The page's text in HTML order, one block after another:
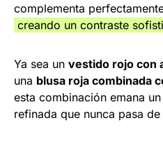
complementa
creando un contraste
Ya sea un vestido rojo con
una blusa roja combinada
esta combinación emana
refinada que nunca pasa